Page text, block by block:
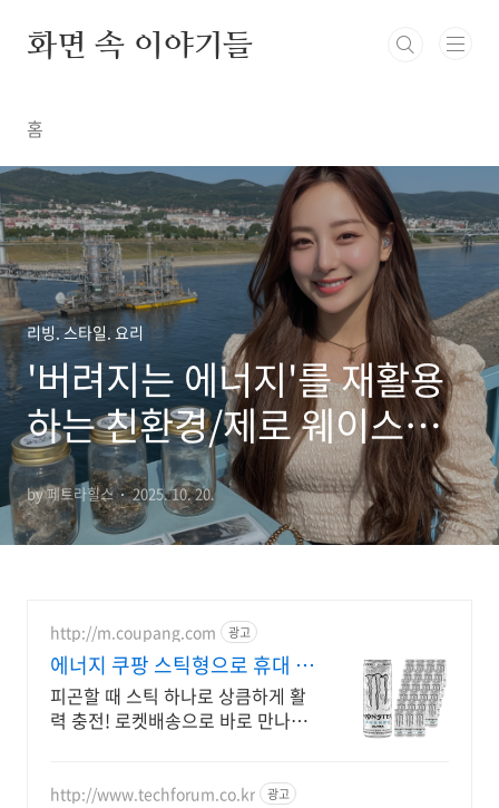
화면 속 이야기들
홈
리빙. 스타일. 요리
'버려지는 에너지'를 재활용
하는 친환경/제로 웨이스트
생활 꿀팁 모음
by 페트라힐스 2025. 10. 20.
http://m.coupang.com 광고
에너지 쿠팡 스틱형으로 휴대 편
해
피곤할 때 스틱 하나로 상큼하게 활
력 충전! 로켓배송으로 바로 만나세
지
http://www.techforum.co.kr 광고